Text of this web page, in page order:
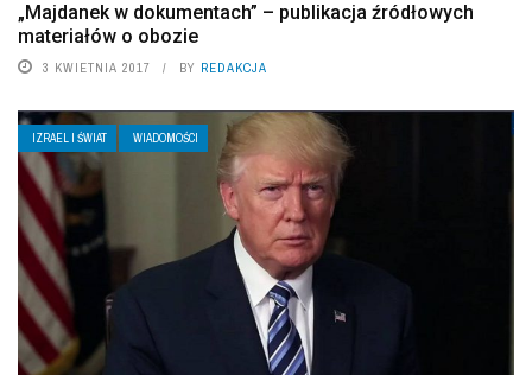
„Majdanek w dokumentach” – publikacja źródłowych
materiałów o obozie
3 KWIETNIA 2017 BY REDAKCJA
IZRAEL I ŚWIAT WIADOMOŚCI